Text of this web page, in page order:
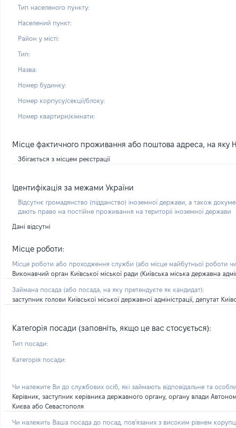
Тип населеного пункту:
Населений пункт:
Район у місті:
Тип:
Назва:
Номер будинку:
Номер корпусу/секції/блоку:
Номер квартири/кімнати:
Місце фактичного проживання або поштова адреса, на яку
Збігається з місцем реєстрації
Ідентифікація за межами України
Відсутнє громадянство (підданство) іноземної держави, а також
дають право на постійне проживання на території іноземної держави
Дані відсутні
Місце роботи:
Місце роботи або проходження служби (або місце майбутньої роботи
Виконавчий орган Київської міської ради (Київська міська державна
Займана посада (або посада, на яку претендуєте як кандидат):
заступник голови Київської міської державної адміністрації, депутат
Категорія посади (заповніть, якщо це вас стосується):
Тип посади:
Категорія посади:
Чи належите Ви до службових осіб, які займають відповідальне та
Керівник, заступник керівника державного органу, органу влади
Києва або Севастополя
Чи належить Ваша посада до посад, пов'язаних з високим рівнем